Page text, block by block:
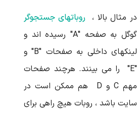
مثال بالا ، روباتهای جستجوگر
گوگل به صفحه "A" رسیده اند و
لینکهای داخلی به صفحات "B" و
"E" را می بینند. هرچند صفحات
مهم C و D هم ممکن است در
باشد ، روبات هیچ راهی برای